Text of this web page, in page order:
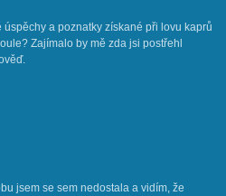
úspěchy a poznatky získané při lovu kaprů
Zajímalo by mě zda jsi postřehl
jsem se sem nedostala a vidím, že